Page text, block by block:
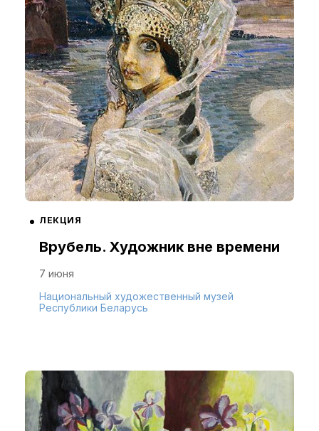
ЛЕКЦИЯ
Врубель. Художник вне времени
7 июня
Национальный художественный музей
Республики Беларусь